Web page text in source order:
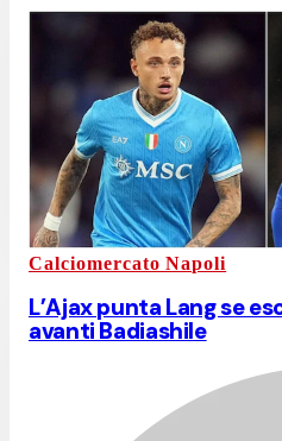
Calciomercato Napoli
L’Ajax punta Lang se
avanti Badiashile